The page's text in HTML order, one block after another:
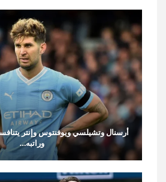
أرسنال وتشيلسي ويوفنتوس وإنتر
وراتبه…